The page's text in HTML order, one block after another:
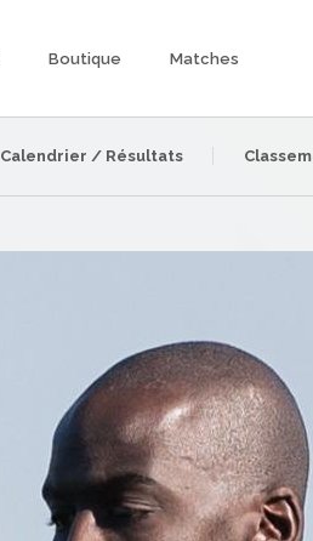
Boutique Matches
Calendrier / Résultats